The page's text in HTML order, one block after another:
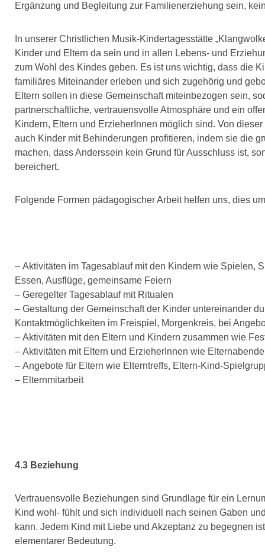
Ergänzung und Begleitung zur Familienerziehung sein,
In unserer Christlichen Musik-Kindertagesstätte
Kinder und Eltern da sein und in allen Lebens- und
zum Wohl des Kindes geben. Es ist uns wichtig, dass die
familiäres Miteinander erleben und sich zugehörig und
Eltern sollen in diese Gemeinschaft miteinbezogen sein,
partnerschaftliche, vertrauensvolle Atmosphäre und ein
Kindern, Eltern und ErzieherInnen möglich sind. Von
auch Kinder mit Behinderungen profitieren, indem sie die
machen, dass Anderssein kein Grund für Ausschluss ist,
bereichert.
Folgende Formen pädagogischer Arbeit helfen uns, dies
– Aktivitäten im Tagesablauf mit den Kindern wie Spielen,
Essen, Ausflüge, gemeinsame Feiern
– Geregelter Tagesablauf mit Ritualen
– Gestaltung der Gemeinschaft der Kinder untereinander
Kontaktmöglichkeiten im Freispiel, Morgenkreis, bei
– Aktivitäten mit den Eltern und Kindern zusammen wie
– Aktivitäten mit Eltern und ErzieherInnen wie
– Angebote für Eltern wie Elterntreffs, Eltern-Kind-
– Elternmitarbeit
4.3 Beziehung
Vertrauensvolle Beziehungen sind Grundlage für ein
Kind wohl- fühlt und sich individuell nach seinen Gaben
kann. Jedem Kind mit Liebe und Akzeptanz zu begegnen
elementarer Bedeutung.